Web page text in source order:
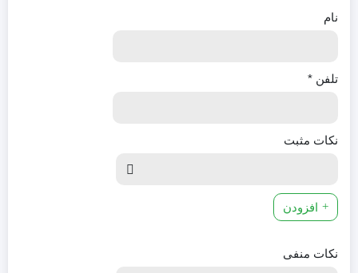
نام
تلفن *
نکات مثبت
افزودن
نکات منفی